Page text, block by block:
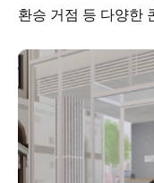
환승 거점 등 다양한